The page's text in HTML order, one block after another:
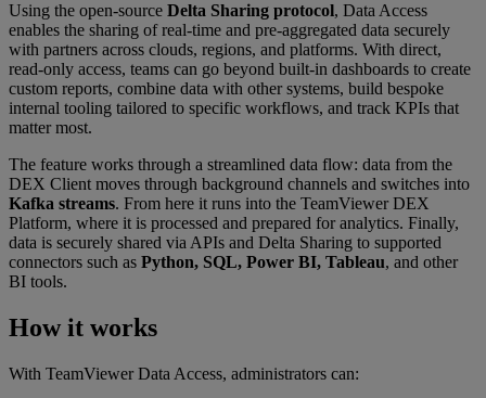
Using the open-source Delta Sharing protocol, Data Access
enables the sharing of real-time and pre-aggregated data securely
with partners across clouds, regions, and platforms. With direct,
read-only access, teams can go beyond built-in dashboards to create
custom reports, combine data with other systems, build bespoke
internal tooling tailored to specific workflows, and track KPIs that
matter most.
The feature works through a streamlined data flow: data from the
DEX Client moves through background channels and switches into
Kafka streams. From here it runs into the TeamViewer DEX
Platform, where it is processed and prepared for analytics. Finally,
data is securely shared via APIs and Delta Sharing to supported
connectors such as Python, SQL, Power BI, Tableau, and other
BI tools.
How it works
With TeamViewer Data Access, administrators can: